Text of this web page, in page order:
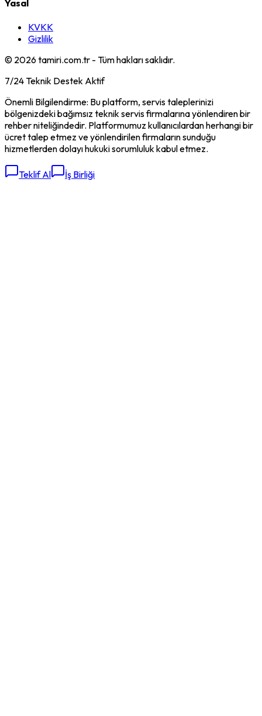
Yasal
KVKK
Gizlilik
© 2026tamiri.com.tr - Tüm hakları saklıdır.
7/24 Teknik Destek Aktif
Önemli Bilgilendirme: Bu platform, servis taleplerinizi
bölgenizdeki bağımsız teknik servis firmalarına yönlendiren bir
rehber niteliğindedir. Platformumuz kullanıcılardan herhangi bir
ücret talep etmez ve yönlendirilen firmaların sunduğu
hizmetlerden dolayı hukuki sorumluluk kabul etmez.
Teklif Al İş Birliği